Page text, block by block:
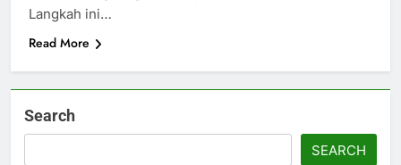
Langkah ini…
Read More
Search
SEARCH